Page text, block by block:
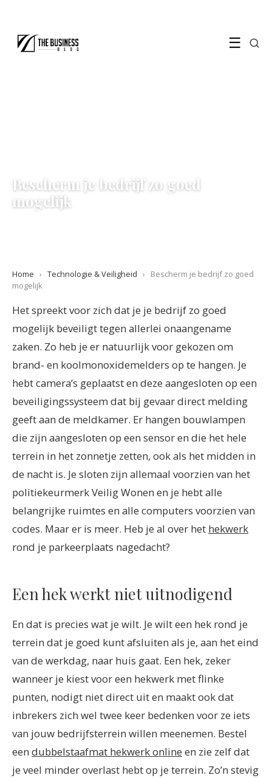
☰
Bescherm je bedrijf zo goed
mogelijk
Home › Technologie & Veiligheid ›
Bescherm je bedrijf zo goed
mogelijk
Het spreekt voor zich dat je je bedrijf zo goed
mogelijk beveiligt tegen allerlei onaangename
zaken. Zo heb je er natuurlijk voor gekozen om
brand- en koolmonoxidemelders op te hangen. Je
hebt camera’s geplaatst en deze aangesloten op een
beveiligingssysteem dat bij gevaar direct melding
geeft aan de meldkamer. Er hangen bouwlampen
die zijn aangesloten op een sensor en die het hele
terrein in het zonnetje zetten, ook als het midden in
de nacht is. Je sloten zijn allemaal voorzien van het
politiekeurmerk Veilig Wonen en je hebt alle
belangrijke ruimtes en alle computers voorzien van
codes. Maar er is meer. Heb je al over het hekwerk
rond je parkeerplaats nagedacht?
Een hek werkt niet uitnodigend
En dat is precies wat je wilt. Je wilt een hek rond je
terrein dat je goed kunt afsluiten als je, aan het eind
van de werkdag, naar huis gaat. Een hek, zeker
wanneer je kiest voor een hekwerk met flinke
punten, nodigt niet direct uit en maakt ook dat
inbrekers zich wel twee keer bedenken voor ze iets
van jouw bedrijfsterrein willen meenemen. Bestel
een dubbelstaafmat hekwerk online en zie zelf dat
je veel minder overlast hebt op je terrein. Zo’n stevig